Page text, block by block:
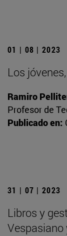
01 | 08 | 2023
Los
Ramiro
Profesor de
Publicado en:
31 | 07 | 2023
Libros y
Vespasiano